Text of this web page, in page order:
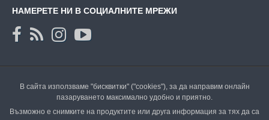
НАМЕРЕТЕ НИ В СОЦИАЛНИТЕ МРЕЖИ
В сайта използваме "бисквитки" ("cookies"), за да направим онлайн
пазаруването максимално удобно и приятно.
Възможно е снимките на продуктите или друга информация за тях да са